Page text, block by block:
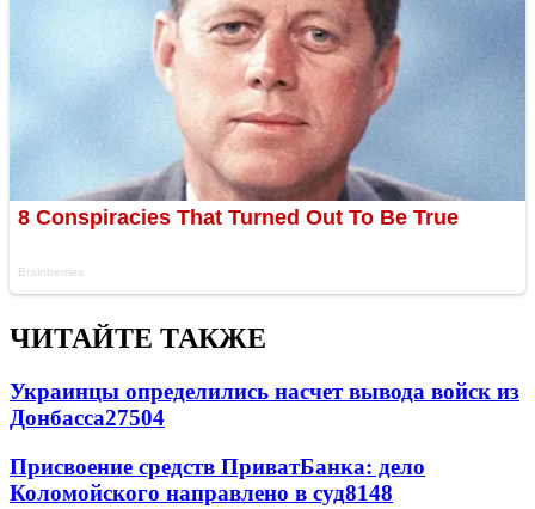
ЧИТАЙТЕ ТАКЖЕ
Украинцы определились насчет вывода войск из
Донбасса27504
Присвоение средств ПриватБанка: дело
Коломойского направлено в суд8148